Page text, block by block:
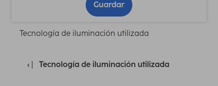
Guardar
Tecnología de iluminación utilizada
Tecnología de iluminación utilizada